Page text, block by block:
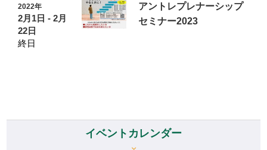
2022年
2月1日 - 2月
22日
終日
アントレプレナーシップ
セミナー2023
イベントカレンダー